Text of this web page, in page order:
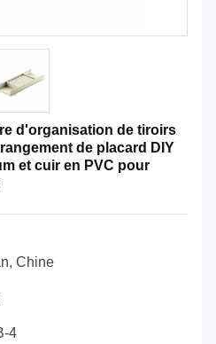
d'organisation de tiroirs
de placard DIY
et cuir en PVC pour
Chine
4